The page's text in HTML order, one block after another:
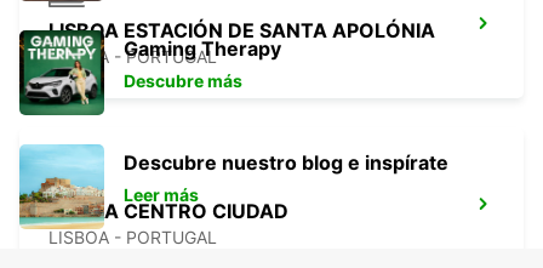
LISBOA ESTACIÓN DE SANTA APOLÓNIA
LISBOA - PORTUGAL
LISBOA CENTRO CIUDAD
LISBOA - PORTUGAL
Gaming Therapy
Descubre más
Descubre nuestro blog e inspírate
Leer más